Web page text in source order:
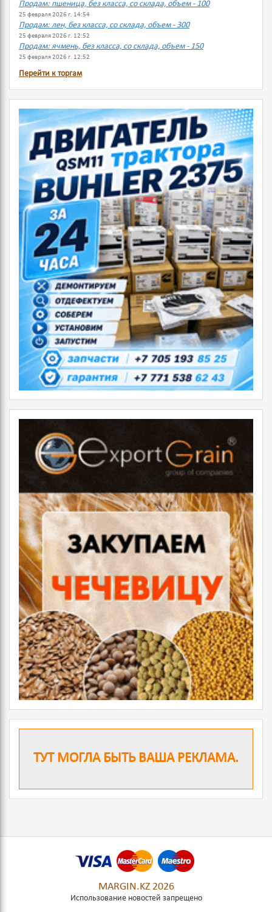
Продам: пшеница, без класса, со склада, объем - 100
25 февраля 2026 г. 14:54
Продам: лен, без класса, со склада, объем - 300
25 февраля 2026 г. 12:52
Продам: ячмень, без класса, со склада, объем - 150
25 февраля 2026 г. 12:52
Перейти к торгам
ТУТ МОГЛА БЫТЬ ВАША РЕКЛАМА.
MARGIN.KZ 2026
Использование новостей запрещено